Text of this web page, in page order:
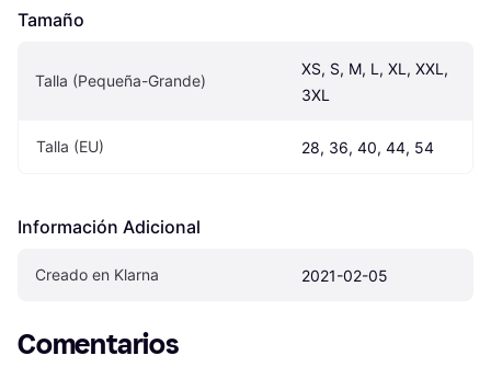
Tamaño
Talla (Pequeña-Grande)
XS, S, M, L, XL, XXL,
3XL
Talla (EU) 28, 36, 40, 44, 54
Información Adicional
Creado en Klarna 2021-02-05
Comentarios